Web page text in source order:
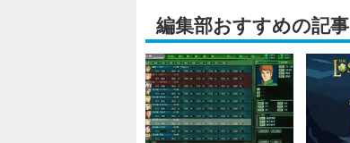
編集部おすすめの記事